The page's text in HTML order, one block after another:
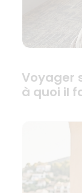
Voyager
à quoi il